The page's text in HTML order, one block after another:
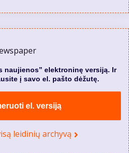
naujienos” elektroninę versiją. Ir
į savo el. pašto dėžutę.
el. versiją
leidinių archyvą